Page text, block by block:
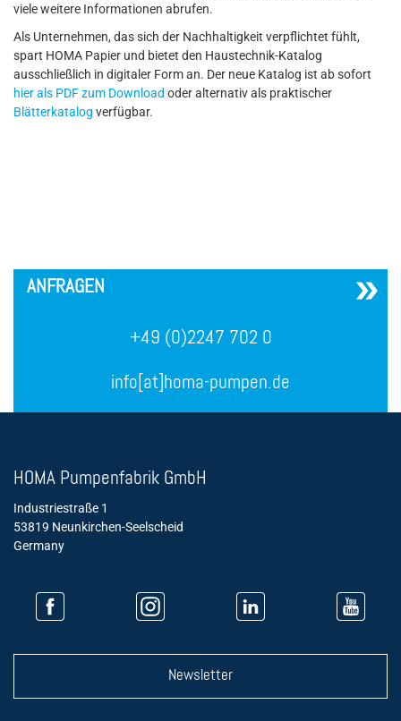
viele weitere Informationen abrufen.
Als Unternehmen, das sich der Nachhaltigkeit verpflichtet fühlt,
spart HOMA Papier und bietet den Haustechnik-Katalog
ausschließlich in digitaler Form an. Der neue Katalog ist ab sofort
hier als PDF zum Download oder alternativ als praktischer
Blätterkatalog verfügbar.
ANFRAGEN
+49 (0)2247 702 0
info[at]homa-pumpen.de
HOMA Pumpenfabrik GmbH
Industriestraße 1
53819 Neunkirchen-Seelscheid
Germany
Newsletter